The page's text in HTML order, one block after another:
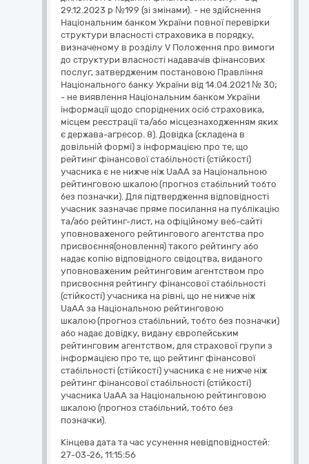
Кінцева дата та час усунення невідповідностей:
27-03-26, 11:15:56